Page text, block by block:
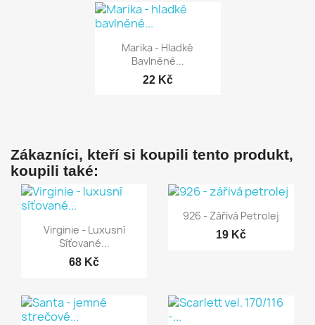
Rychlý náhled
Marika - Hladké
Bavlněné...
22 Kč
Zákazníci, kteří si koupili tento produkt,
koupili také:
Rychlý náhled
Virginie - Luxusní
Síťované...
68 Kč
 Rychlý náhled
926 - Zářivá Petrolej
19 Kč